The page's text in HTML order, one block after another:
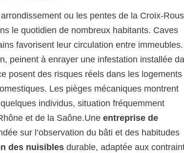
ou les pentes de la Croix-
le quotidien de nombreux habitants. Caves
favorisent leur circulation entre
peinent à enrayer une infestation installée
posent des risques réels dans les logements
Les pièges mécaniques montrent
individus, situation fréquemment
et de la Saône.Uneentreprise de
sur l’observation du bâti et des habitudes
des nuisibles durable, adaptée aux